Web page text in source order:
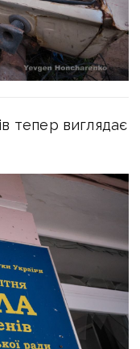
тепер виглядає